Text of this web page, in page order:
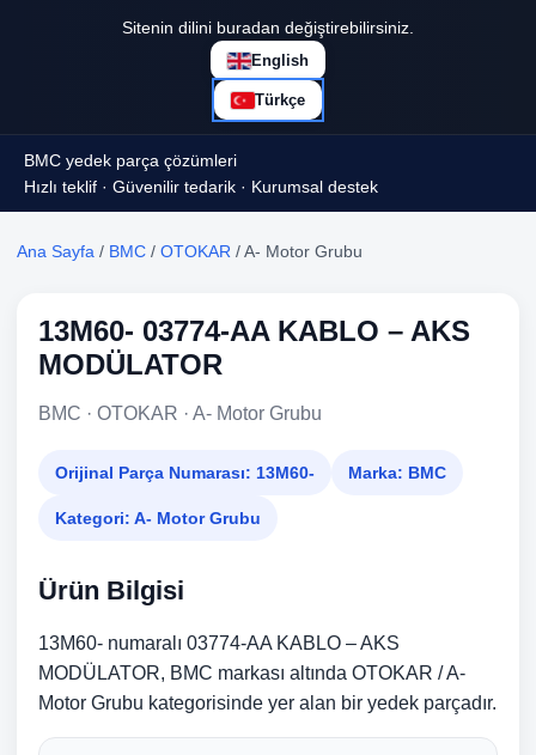
Sitenin dilini buradan değiştirebilirsiniz.
English
Türkçe
BMC yedek parça çözümleri
Hızlı teklif · Güvenilir tedarik · Kurumsal destek
Ana Sayfa / BMC / OTOKAR / A- Motor Grubu
13M60- 03774-AA KABLO – AKS
MODÜLATOR
BMC · OTOKAR · A- Motor Grubu
Orijinal Parça Numarası: 13M60- Marka: BMC
Kategori: A- Motor Grubu
Ürün Bilgisi
13M60- numaralı 03774-AA KABLO – AKS
MODÜLATOR, BMC markası altında OTOKAR / A-
Motor Grubu kategorisinde yer alan bir yedek parçadır.